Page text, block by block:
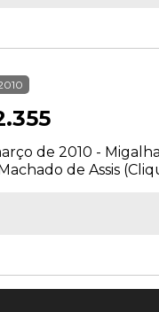
de 2010 -
de Assis